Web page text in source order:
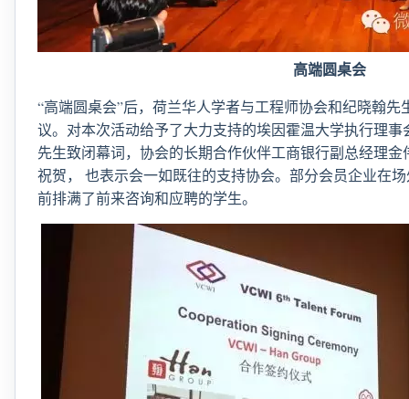
高端圆桌会
“高端圆桌会”后，荷兰华人学者与工程师协会和纪晓翰先
议。对本次活动给予了大力支持的埃因霍温大学执行理事
先生致闭幕词，协会的长期合作伙伴工商银行副总经理
祝贺， 也表示会一如既往的支持协会。部分会员企业在
前排满了前来咨询和应聘的学生。